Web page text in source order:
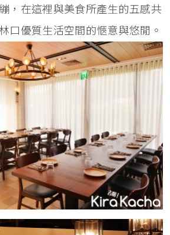
，在這裡與美食所產生的五感共
口優質生活空間的愜意與悠閒。